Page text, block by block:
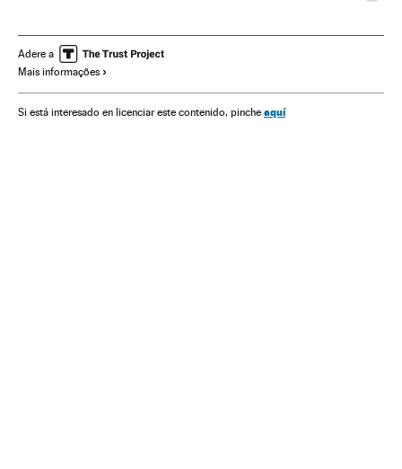
Partido Laborista Irlanda
Adere a
Mais informações
Si está interesado en licenciar este contenido, pinche aquí